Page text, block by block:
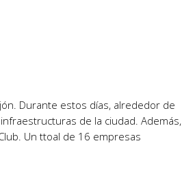
Durante estos días, alrededor de
de la ciudad. Además,
Un ttoal de 16 empresas